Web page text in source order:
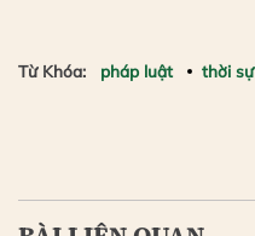
Từ Khóa: pháp luật thời sự